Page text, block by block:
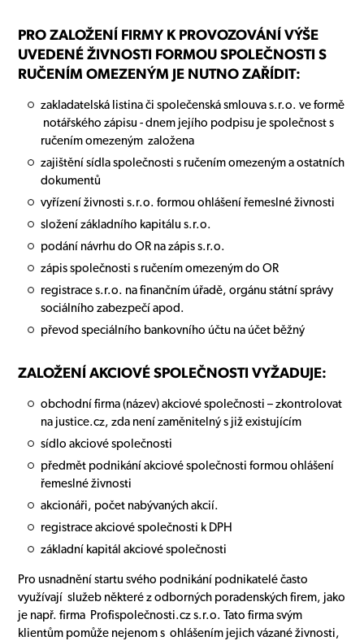
PRO ZALOŽENÍ FIRMY K PROVOZOVÁNÍ VÝŠE
UVEDENÉ ŽIVNOSTI FORMOU SPOLEČNOSTI S
RUČENÍM OMEZENÝM JE NUTNO ZAŘÍDIT:
zakladatelská listina či společenská smlouva s.r.o. ve formě
notářského zápisu - dnem jejího podpisu je společnost s
ručením omezeným založena
zajištění sídla společnosti s ručením omezeným a ostatních
dokumentů
vyřízení živnosti s.r.o. formou ohlášení řemeslné živnosti
složení základního kapitálu s.r.o.
podání návrhu do OR na zápis s.r.o.
zápis společnosti s ručením omezeným do OR
registrace s.r.o. na finančním úřadě, orgánu státní správy
sociálního zabezpečí apod.
převod speciálního bankovního účtu na účet běžný
ZALOŽENÍ AKCIOVÉ SPOLEČNOSTI VYŽADUJE:
obchodní firma (název) akciové společnosti – zkontrolovat
na justice.cz, zda není zaměnitelný s již existujícím
sídlo akciové společnosti
předmět podnikání akciové společnosti formou ohlášení
řemeslné živnosti
akcionáři, počet nabývaných akcií.
registrace akciové společnosti k DPH
základní kapitál akciové společnosti
Pro usnadnění startu svého podnikání podnikatelé často
využívají služeb některé z odborných poradenských firem, jako
je např. firma Profispolečnosti.cz s.r.o. Tato firma svým
klientům pomůže nejenom s ohlášením jejich vázané živnosti,